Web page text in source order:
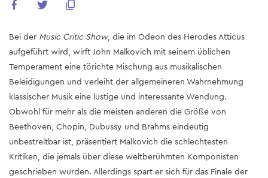
Bei der Music Critic Show, die im Odeon des Herodes Atticus
aufgeführt wird, wirft John Malkovich mit seinem üblichen
Temperament eine törichte Mischung aus musikalischen
Beleidigungen und verleiht der allgemeineren Wahrnehmung
klassischer Musik eine lustige und interessante Wendung.
Obwohl für mehr als die meisten anderen die Größe von
Beethoven, Chopin, Dubussy und Brahms eindeutig
unbestreitbar ist, präsentiert Malkovich die schlechtesten
Kritiken, die jemals über diese weltberühmten Komponisten
geschrieben wurden. Allerdings spart er sich für das Finale der